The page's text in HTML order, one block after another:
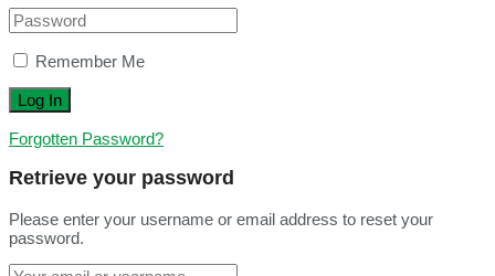
Remember Me
Forgotten Password?
Retrieve your password
Please enter your username or email address to reset your
password.